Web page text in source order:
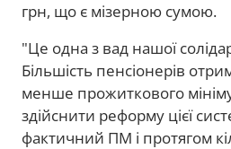
грн, що є мізерною сумою.
"Це одна з вад нашої
Більшість пенсіонерів
менше прожиткового
здійснити реформу цієї
фактичний ПМ і протягом